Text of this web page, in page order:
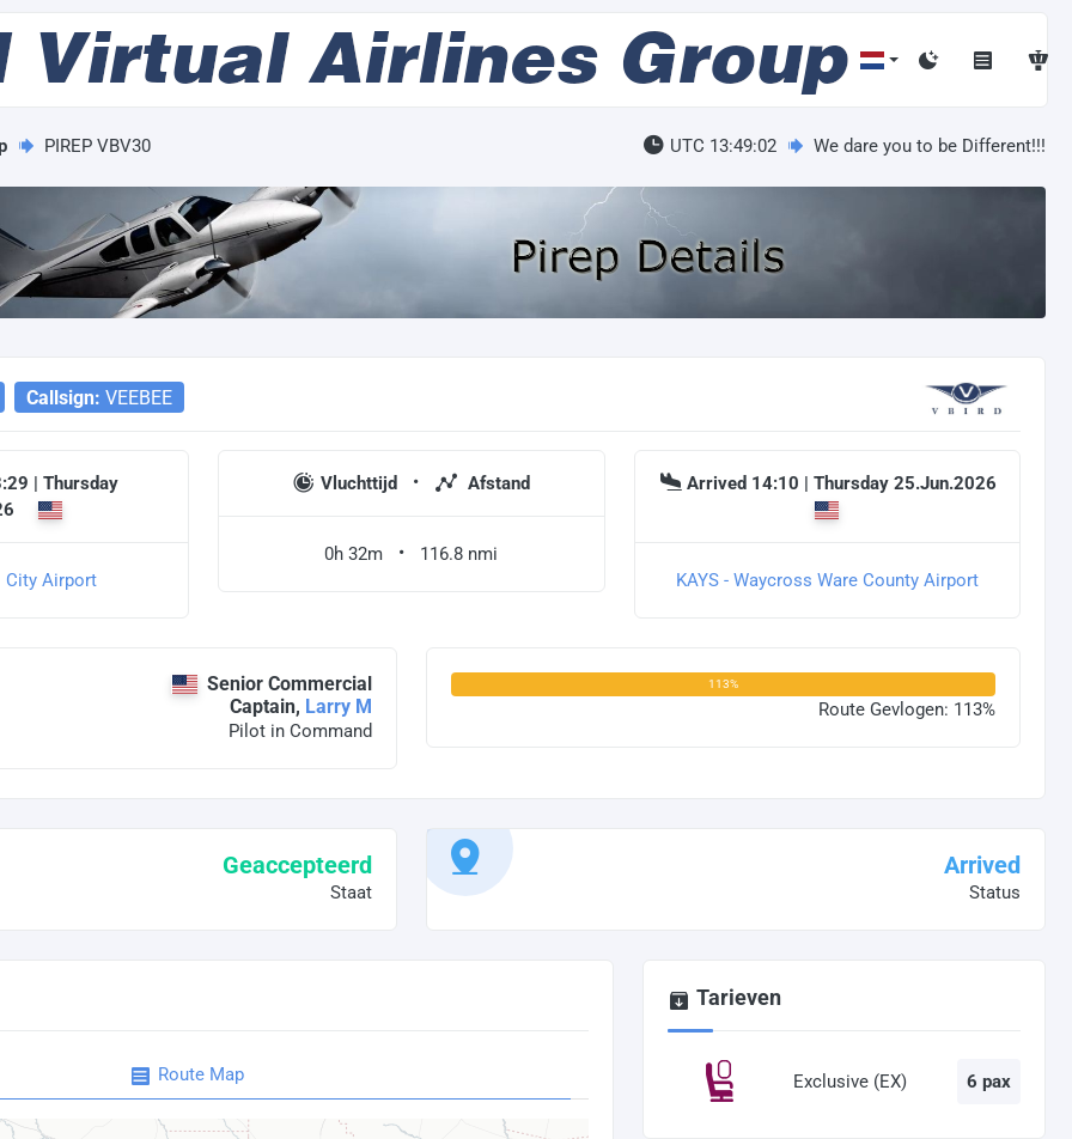
PIREP VBV30 UTC 13:49:02 We dare you to be Different!!!
Callsign: VEEBEE
| Thursday
City Airport
Vluchttijd Afstand
0h 32m 116.8 nmi
Arrived 14:10 | Thursday 25.Jun.2026
KAYS - Waycross Ware County Airport
Senior Commercial
Captain, Larry M
Pilot in Command
113%
Route Gevlogen: 113%
Geaccepteerd
Staat
Arrived
Status
Route Map
Tarieven
Exclusive (EX) 6 pax